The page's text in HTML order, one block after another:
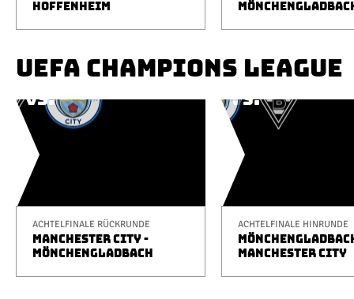
HOFFENHEIM
UEFA CHAMPIONS LEAGUE
ACHTELFINALE RÜCKRUNDE
MANCHESTER CITY -
MÖNCHENGLADBACH
ACHTELFINALE HINRUNDE
MANCHESTER CITY